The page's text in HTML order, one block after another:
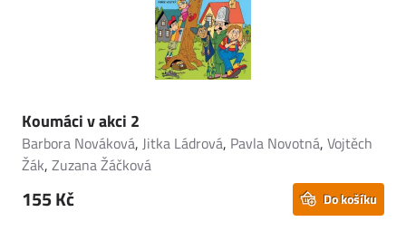
Koumáci v akci 2
Barbora Nováková, Jitka Ládrová, Pavla Novotná, Vojtěch
Žák, Zuzana Žáčková
155 Kč Do košíku